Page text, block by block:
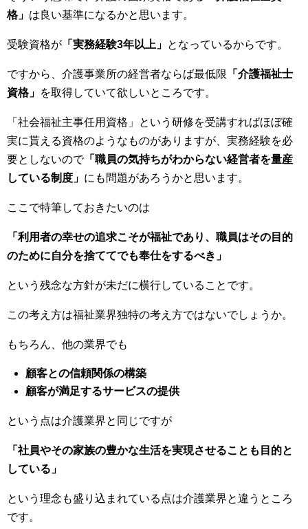
格」 は良い基準になるかと思います。
受験資格が 「実務経験3年以上」 となっているからです。
ですから、介護事業所の経営者ならば最低限 「介護福祉士
資格」 を取得していて欲しいところです。
「社会福祉主事任用資格」という研修を受講すればほぼ確
実に貰える資格のようなものがありますが、実務経験を必
要としないので「職員の気持ちがわからない経営者を量産
している制度」 にも問題があろうかと思います。
ここで特筆しておきたいのは
「利用者の幸せの追求こそが福祉であり、職員はその目的
のために自分を捨ててでも奉仕をするべき」
という残念な方針が未だに横行していることです。
この考え方は福祉業界独特の考え方ではないでしょうか。
もちろん、他の業界でも
顧客との信頼関係の構築
顧客が満足するサービスの提供
という点は介護業界と同じですが
「社員やその家族の豊かな生活を実現させることも目的と
している」
という理念も盛り込まれている点は介護業界と違うところ
です。